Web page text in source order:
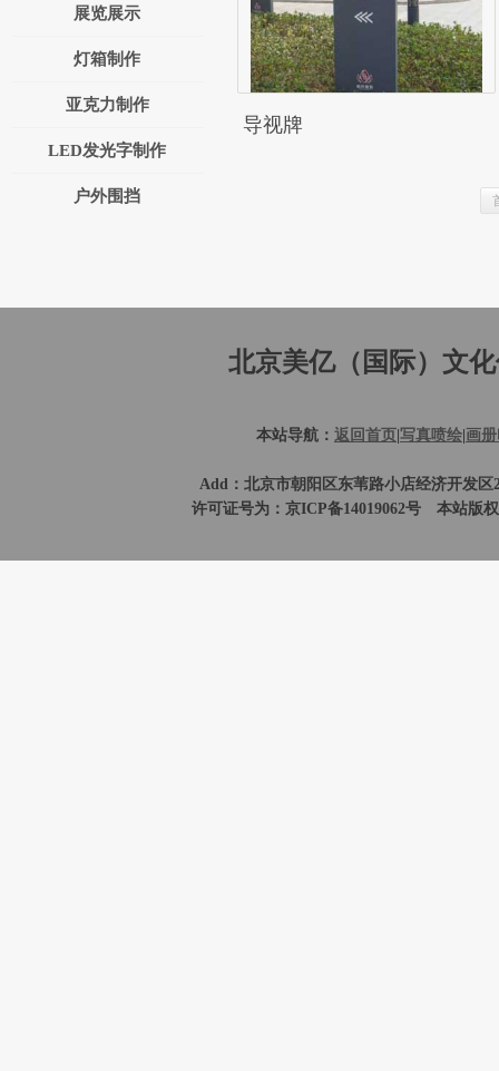
导视牌
展览展示
灯箱制作
亚克力制作
LED发光字制作
户外围挡
北京美亿（国际）文
本站导航： 返回首页 写真喷绘 画
Add：北京市朝阳区东苇路小店经济开发区
许可证号为：京ICP备14019062号 本站版